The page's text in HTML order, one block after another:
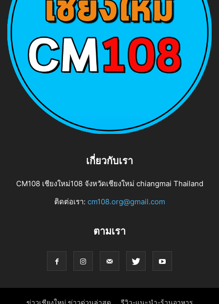
เกี่ยวกับเรา
CM108 เชียงใหม่108 จังหวัดเชียงใหม่ chiangmai Thailand
ติดต่อเรา: cm108.org@gmail.com
ตามเรา
ข่าวเชียงใหม่ ข่าวด่วนล่าสุด รีวิว-แนะนำ-ร้านอาหาร